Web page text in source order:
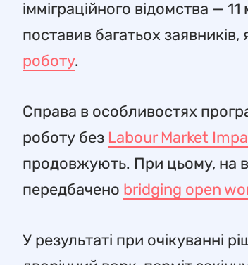
імміграційного відомства —
поставив багатьох
роботу.
Справа в особливостях
роботу без Labour Market
продовжують. При цьому, на
передбачено bridging open
У результаті при очікуванні